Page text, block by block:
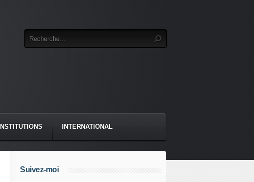
INSTITUTIONS INTERNATIONAL
Suivez-moi